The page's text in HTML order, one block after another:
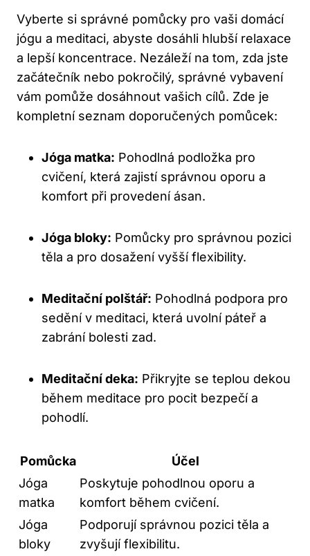
Vyberte si správné pomůcky pro vaši domácí
jógu a meditaci, abyste dosáhli hlubší relaxace
a lepší koncentrace. Nezáleží na tom, zda jste
začátečník nebo pokročilý, správné vybavení
vám pomůže dosáhnout vašich cílů. Zde je
kompletní seznam doporučených pomůcek:
Jóga matka: Pohodlná podložka pro
cvičení, která zajistí správnou oporu a
komfort při provedení ásan.
Jóga bloky: Pomůcky pro správnou pozici
těla a pro dosažení vyšší flexibility.
Meditační polštář: Pohodlná podpora pro
sedění v meditaci, která uvolní páteř a
zabrání bolesti zad.
Meditační deka: Přikryjte se teplou dekou
během meditace pro pocit bezpečí a
pohodlí.
Pomůcka
Účel
Jóga
matka
Poskytuje pohodlnou oporu a
komfort během cvičení.
Jóga
bloky
Podporují správnou pozici těla a
zvyšují flexibilitu.